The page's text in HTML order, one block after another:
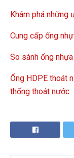
Khám phá những
Cung cấp ống
So sánh ống
Ống HDPE thoát
thống thoát nước